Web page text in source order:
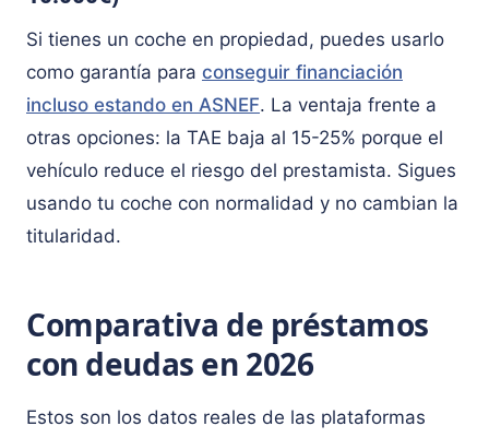
Si tienes un coche en propiedad, puedes usarlo
como garantía para conseguir financiación
incluso estando en ASNEF. La ventaja frente a
otras opciones: la TAE baja al 15-25% porque el
vehículo reduce el riesgo del prestamista. Sigues
usando tu coche con normalidad y no cambian la
titularidad.
Comparativa de préstamos
con deudas en 2026
Estos son los datos reales de las plataformas